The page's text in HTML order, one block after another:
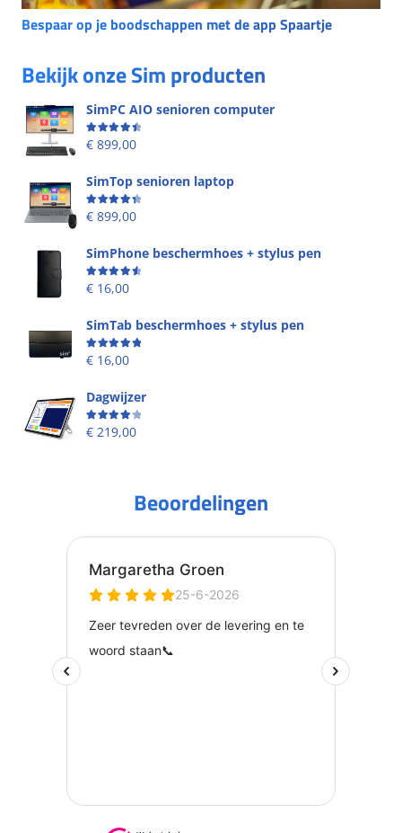
Bespaar op je boodschappen met de app Spaartje
Bekijk onze Sim producten
SimPC AIO senioren computer
Beoordeling
€ 899,00
SimTop senioren laptop
Beoordeling
€ 899,00
SimPhone beschermhoes + stylus pen
Beoordeling
€ 16,00
SimTab beschermhoes + stylus pen
Beoordeling
€ 16,00
Dagwijzer
Beoordeling
€ 219,00
Beoordelingen